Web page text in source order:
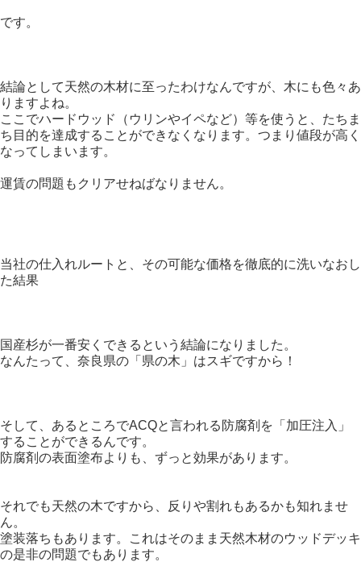
です。
結論として天然の木材に至ったわけなんですが、木にも色々あ
りますよね。
ここでハードウッド（ウリンやイペなど）等を使うと、たちま
ち目的を達成することができなくなります。つまり値段が高く
なってしまいます。
運賃の問題もクリアせねばなりません。
当社の仕入れルートと、その可能な価格を徹底的に洗いなおし
た結果
国産杉が一番安くできるという結論になりました。
なんたって、奈良県の「県の木」はスギですから！
そして、あるところでACQと言われる防腐剤を「加圧注入」
することができるんです。
防腐剤の表面塗布よりも、ずっと効果があります。
それでも天然の木ですから、反りや割れもあるかも知れませ
ん。
塗装落ちもあります。これはそのまま天然木材のウッドデッキ
の是非の問題でもあります。